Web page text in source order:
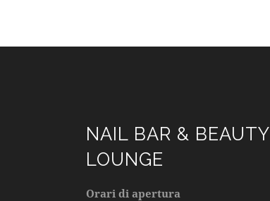
NAIL BAR & BEAUTY
LOUNGE
Orari di apertura